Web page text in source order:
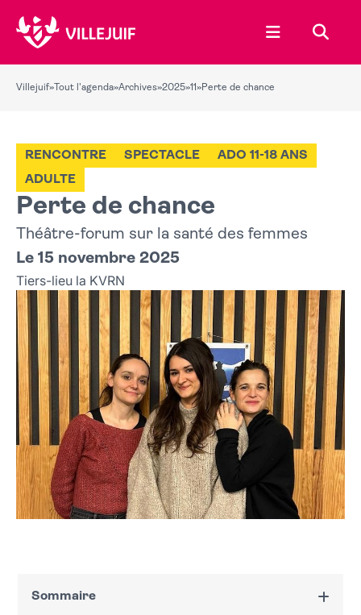
Ouvrir le
Villejuif» Tout l'agenda»Archives»2025»11»Perte de chance
Perte de chance
RENCONTRE SPECTACLE
ADO 11-18 ANS
ADULTE
Théâtre-forum sur la santé des femmes
Le 15 novembre 2025
Tiers-lieu la KVRN
Sommaire